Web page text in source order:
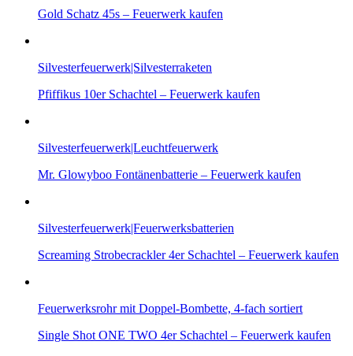
Gold Schatz 45s – Feuerwerk kaufen
Silvesterfeuerwerk|Silvesterraketen
Pfiffikus 10er Schachtel – Feuerwerk kaufen
Silvesterfeuerwerk|Leuchtfeuerwerk
Mr. Glowyboo Fontänenbatterie – Feuerwerk kaufen
Silvesterfeuerwerk|Feuerwerksbatterien
Screaming Strobecrackler 4er Schachtel – Feuerwerk kaufen
Feuerwerksrohr mit Doppel-Bombette, 4-fach sortiert
Single Shot ONE TWO 4er Schachtel – Feuerwerk kaufen